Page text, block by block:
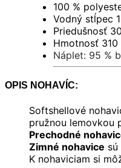
100 %
Vodný stĺpec
Priedušnosť
Hmotnosť 310
Náplet: 95 %
OPIS NOHAVÍC:
Softshellové
pružnou lemovkou
Prechodné
Zimné nohavice
K nohaviciam si